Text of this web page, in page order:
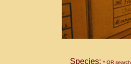
Species: * OR search